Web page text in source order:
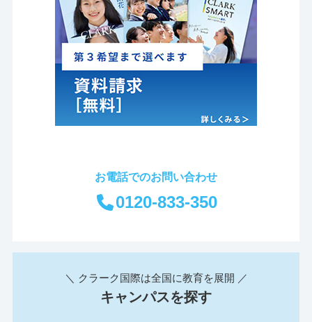
お電話でのお問い合わせ
0120-833-350
＼ クラーク国際は全国に教育を展開 ／
キャンパスを探す